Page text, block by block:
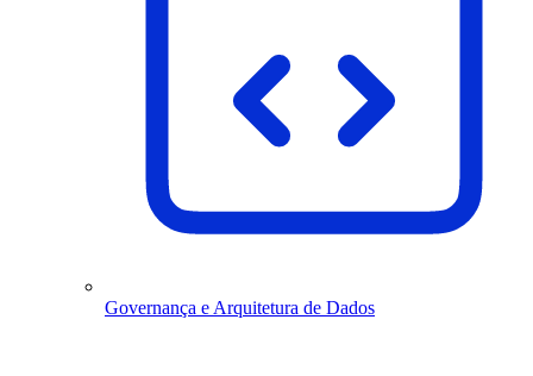
Governança e Arquitetura de Dados